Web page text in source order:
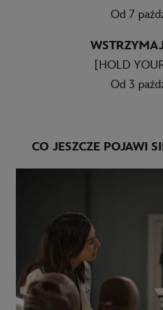
Od 7
[HOLD
Od 3
CO JESZCZE POJAWI